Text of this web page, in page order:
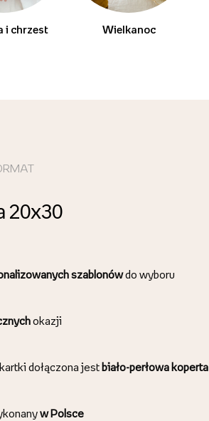
i chrzest Wielkanoc
20x30
szablonówdo wyboru
okazji
dołączona jest biało-perłowa koperta
w Polsce